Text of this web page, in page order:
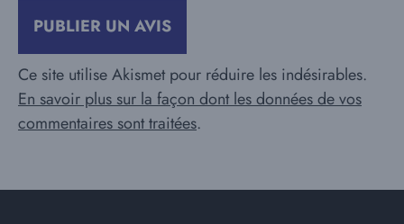
Ce site utilise Akismet pour réduire les indésirables.
En savoir plus sur la façon dont les données de vos
commentaires sont traitées.